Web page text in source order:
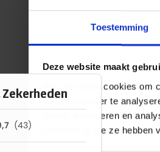
Toestemming
Deze website maakt
We gebruiken cookies
websiteverkeer te
media, adverteren en
verstrekt of die ze
-